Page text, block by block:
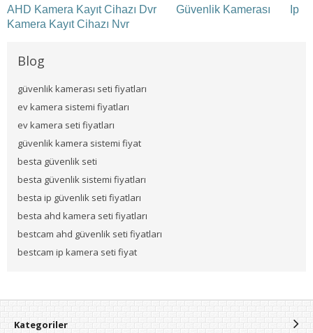
AHD Kamera Kayıt Cihazı Dvr Güvenlik Kamerası
Ip
Kamera Kayıt Cihazı Nvr
Blog
güvenlik kamerası seti fiyatları
ev kamera sistemi fiyatları
ev kamera seti fiyatları
güvenlik kamera sistemi fiyat
besta güvenlik seti
besta güvenlik sistemi fiyatları
besta ip güvenlik seti fiyatları
besta ahd kamera seti fiyatları
bestcam ahd güvenlik seti fiyatları
bestcam ip kamera seti fiyat
Kategoriler